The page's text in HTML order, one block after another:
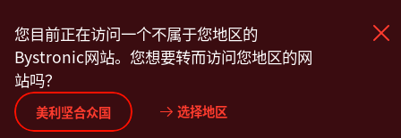
转
要
您目前正在访问一个不属于您地区的
Bystronic网站。您想要转而访问您地区的网
站吗？
美利坚合众国 选择地区
产品中心
技术参数 视频 百超 服务 联系我们